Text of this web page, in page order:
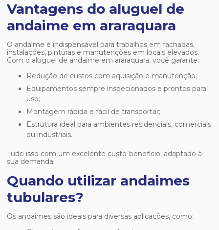
Vantagens do aluguel de
andaime em araraquara
O andaime é indispensável para trabalhos em fachadas,
instalações, pinturas e manutenções em locais elevados.
Com o aluguel de andaime em araraquara, você garante:
Redução de custos com aquisição e manutenção;
Equipamentos sempre inspecionados e prontos para
uso;
Montagem rápida e fácil de transportar;
Estrutura ideal para ambientes residenciais, comerciais
ou industriais.
Tudo isso com um excelente custo-benefício, adaptado à
sua demanda.
Quando utilizar andaimes
tubulares?
Os andaimes são ideais para diversas aplicações, como: